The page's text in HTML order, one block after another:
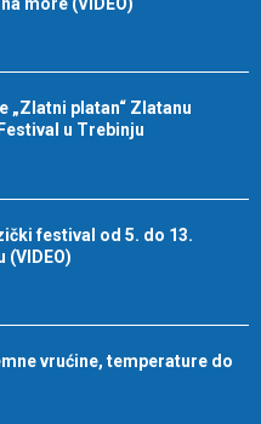
„Zlatni platan“ Zlatanu
u Trebinju
festival od 5. do 13.
(VIDEO)
vrućine, temperature do